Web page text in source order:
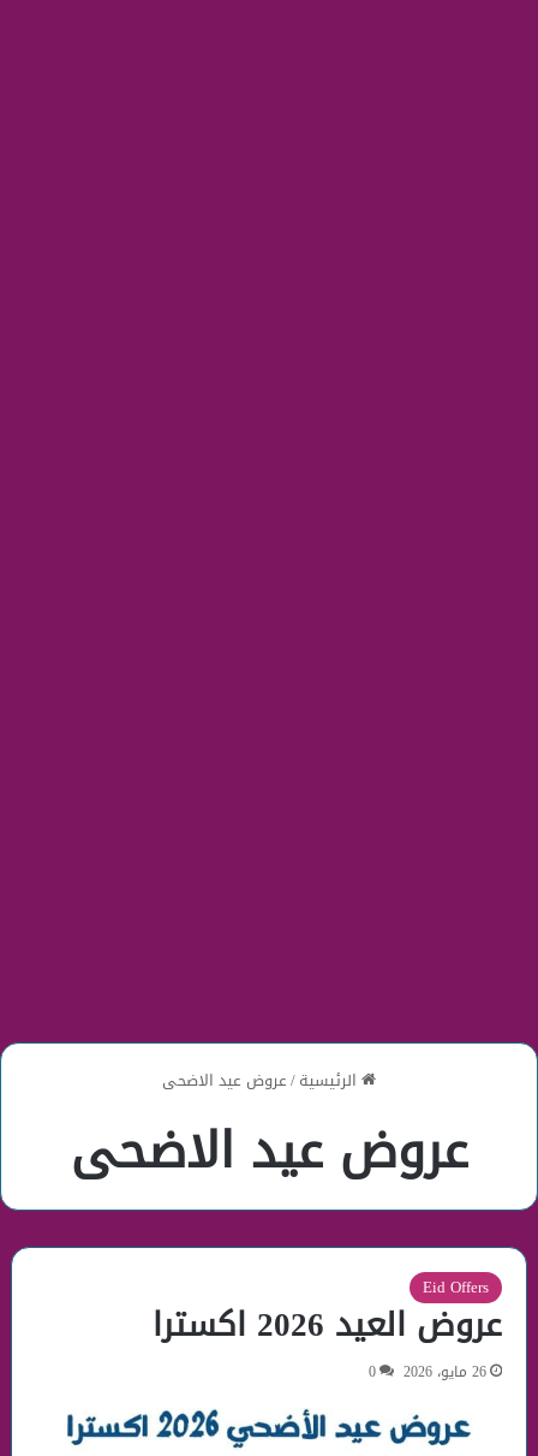
الرئيسية/عروض عيد الاضحى
عروض عيد الاضحى
Eid Offers
عروض العيد 2026 اكسترا
26 مايو، 2026 0